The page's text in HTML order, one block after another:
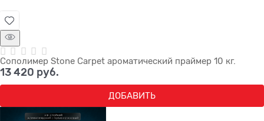
Сополимер Stone Carpet ароматический праймер 10 кг.
13 420 руб.
ДОБАВИТЬ